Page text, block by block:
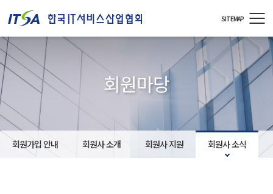
SITEMAP
회원마당
회원가입 안내 회원사 소개 회원사 지원 회원사 소식